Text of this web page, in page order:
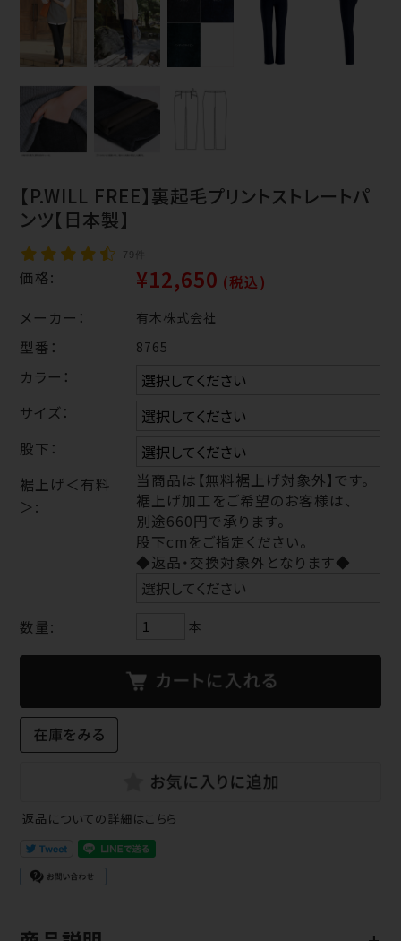
【P.WILL FREE】裏起毛プリントストレートパ
ンツ【日本製】
79件
価格: ¥12,650 (税込)
メーカー：
有木株式会社
型番： 8765
カラー：
サイズ：
股下：
裾上げ＜有料
＞:
当商品は【無料裾上げ対象外】です。
裾上げ加工をご希望のお客様は、
別途660円で承ります。
股下cmをご指定ください。
◆返品・交換対象外となります◆
数量: 本
返品についての詳細はこちら